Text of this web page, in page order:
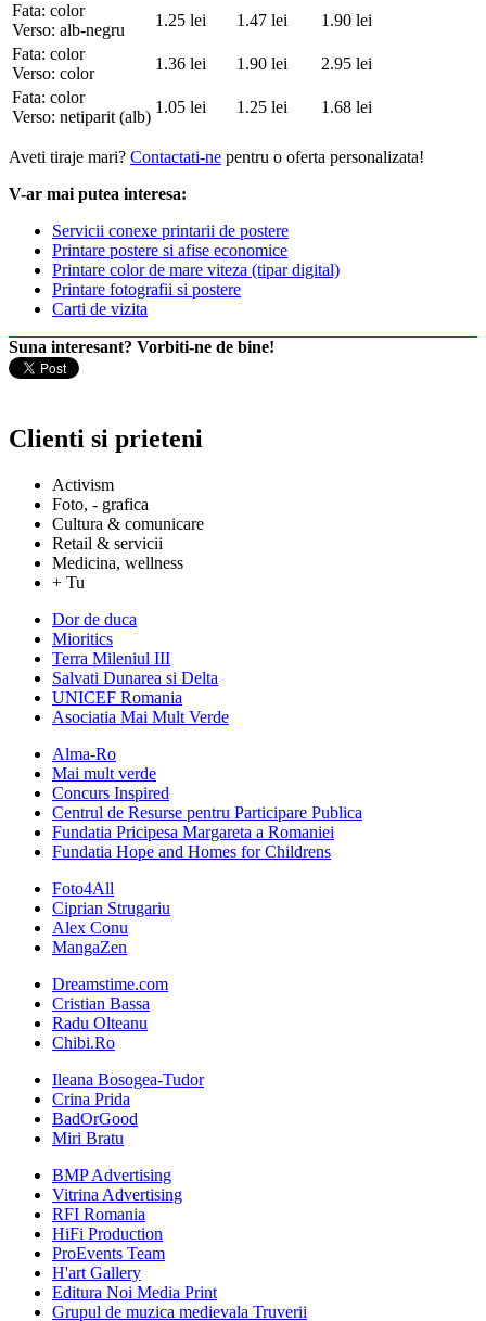
Fata: color
Verso: alb-negru
1.25 lei 1.47 lei
1.90 lei
Fata: color
Verso: color
1.36 lei 1.90 lei
2.95 lei
Fata: color
Verso: netiparit (alb)
1.05 lei 1.25 lei 1.68 lei
Aveti tiraje mari? Contactati-ne pentru o oferta personalizata!
V-ar mai putea interesa:
Servicii conexe printarii de postere
Printare postere si afise economice
Printare color de mare viteza (tipar digital)
Printare fotografii si postere
Carti de vizita
Suna interesant? Vorbiti-ne de bine!
Clienti si prieteni
Activism
Foto, - grafica
Cultura & comunicare
Retail & servicii
Medicina, wellness
+ Tu
Dor de duca
Mioritics
Terra Mileniul III
Salvati Dunarea si Delta
UNICEF Romania
Asociatia Mai Mult Verde
Alma-Ro
Mai mult verde
Concurs Inspired
Centrul de Resurse pentru Participare Publica
Fundatia Pricipesa Margareta a Romaniei
Fundatia Hope and Homes for Childrens
Foto4All
Ciprian Strugariu
Alex Conu
MangaZen
Dreamstime.com
Cristian Bassa
Radu Olteanu
Chibi.Ro
Ileana Bosogea-Tudor
Crina Prida
BadOrGood
Miri Bratu
BMP Advertising
Vitrina Advertising
RFI Romania
HiFi Production
ProEvents Team
H'art Gallery
Editura Noi Media Print
Grupul de muzica medievala Truverii